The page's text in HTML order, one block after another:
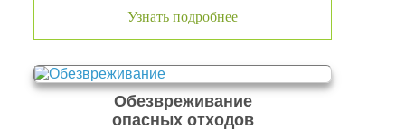
Узнать подробнее
Обезвреживание
опасных отходов